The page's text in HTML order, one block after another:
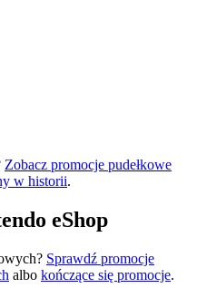
Zobacz promocje pudełkowe
w historii.
eShop
Sprawdź promocje
albo kończące się promocje.